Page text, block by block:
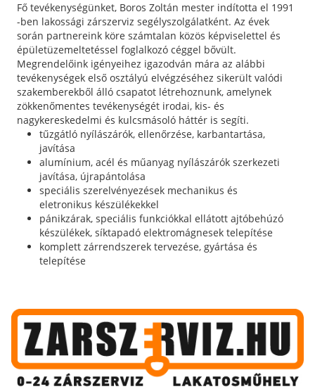
Fő tevékenységünket, Boros Zoltán mester indította el 1991
-ben lakossági zárszerviz segélyszolgálatként. Az évek
során partnereink köre számtalan közös képviselettel és
épületüzemeltetéssel foglalkozó céggel bővült.
Megrendelőink igényeihez igazodván mára az alábbi
tevékenységek első osztályú elvégzéséhez sikerült valódi
szakemberekből álló csapatot létrehoznunk, amelynek
zökkenőmentes tevékenységét irodai, kis- és
nagykereskedelmi és kulcsmásoló háttér is segíti.
tűzgátló nyílászárók, ellenőrzése, karbantartása,
javítása
alumínium, acél és műanyag nyílászárók szerkezeti
javítása, újrapántolása
speciális szerelvényezések mechanikus és
eletronikus készülékekkel
pánikzárak, speciális funkciókkal ellátott ajtóbehúzó
készülékek, síktapadó elektromágnesek telepítése
komplett zárrendszerek tervezése, gyártása és
telepítése